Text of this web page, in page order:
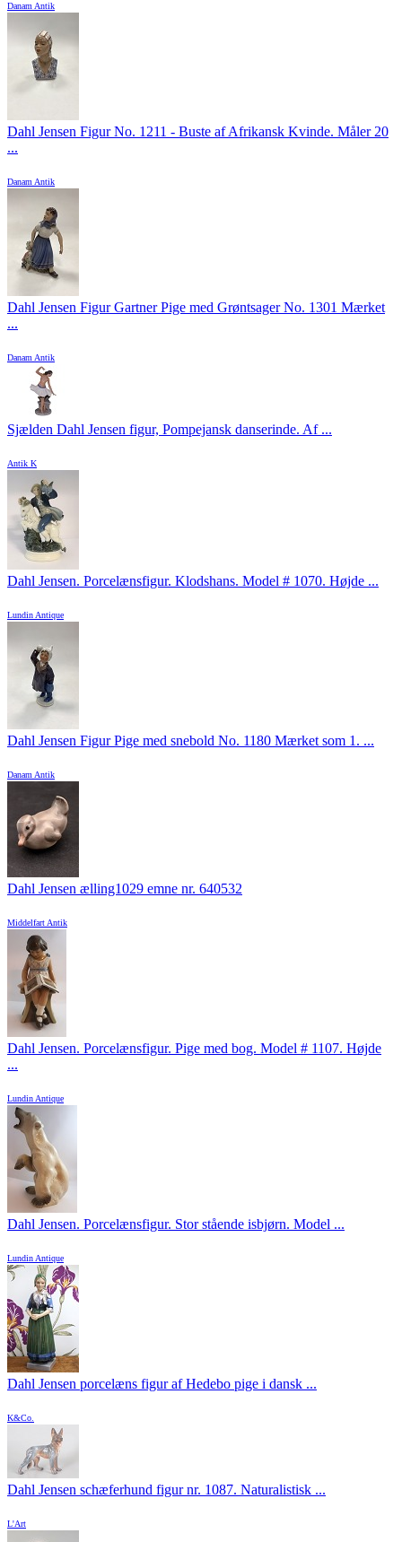
Danam Antik
Dahl Jensen Figur No. 1211 - Buste af Afrikansk Kvinde. Måler 20
...
Danam Antik
Dahl Jensen Figur Gartner Pige med Grøntsager No. 1301 Mærket
...
Danam Antik
Sjælden Dahl Jensen figur, Pompejansk danserinde. Af ...
Antik K
Dahl Jensen. Porcelænsfigur. Klodshans. Model # 1070. Højde ...
Lundin Antique
Dahl Jensen Figur Pige med snebold No. 1180 Mærket som 1. ...
Danam Antik
Dahl Jensen ælling1029 emne nr. 640532
Middelfart Antik
Dahl Jensen. Porcelænsfigur. Pige med bog. Model # 1107. Højde
...
Lundin Antique
Dahl Jensen. Porcelænsfigur. Stor stående isbjørn. Model ...
Lundin Antique
Dahl Jensen porcelæns figur af Hedebo pige i dansk ...
K&Co.
Dahl Jensen schæferhund figur nr. 1087. Naturalistisk ...
L'Art